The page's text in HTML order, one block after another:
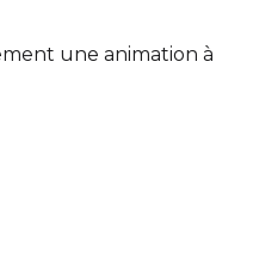
une animation à